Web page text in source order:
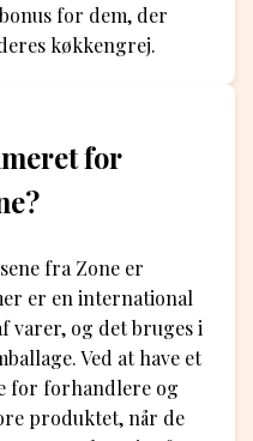
for dem, der
køkkengrej.
for
fra Zone er
er en international
varer, og det bruges i
Ved at have et
for forhandlere og
produktet, når de